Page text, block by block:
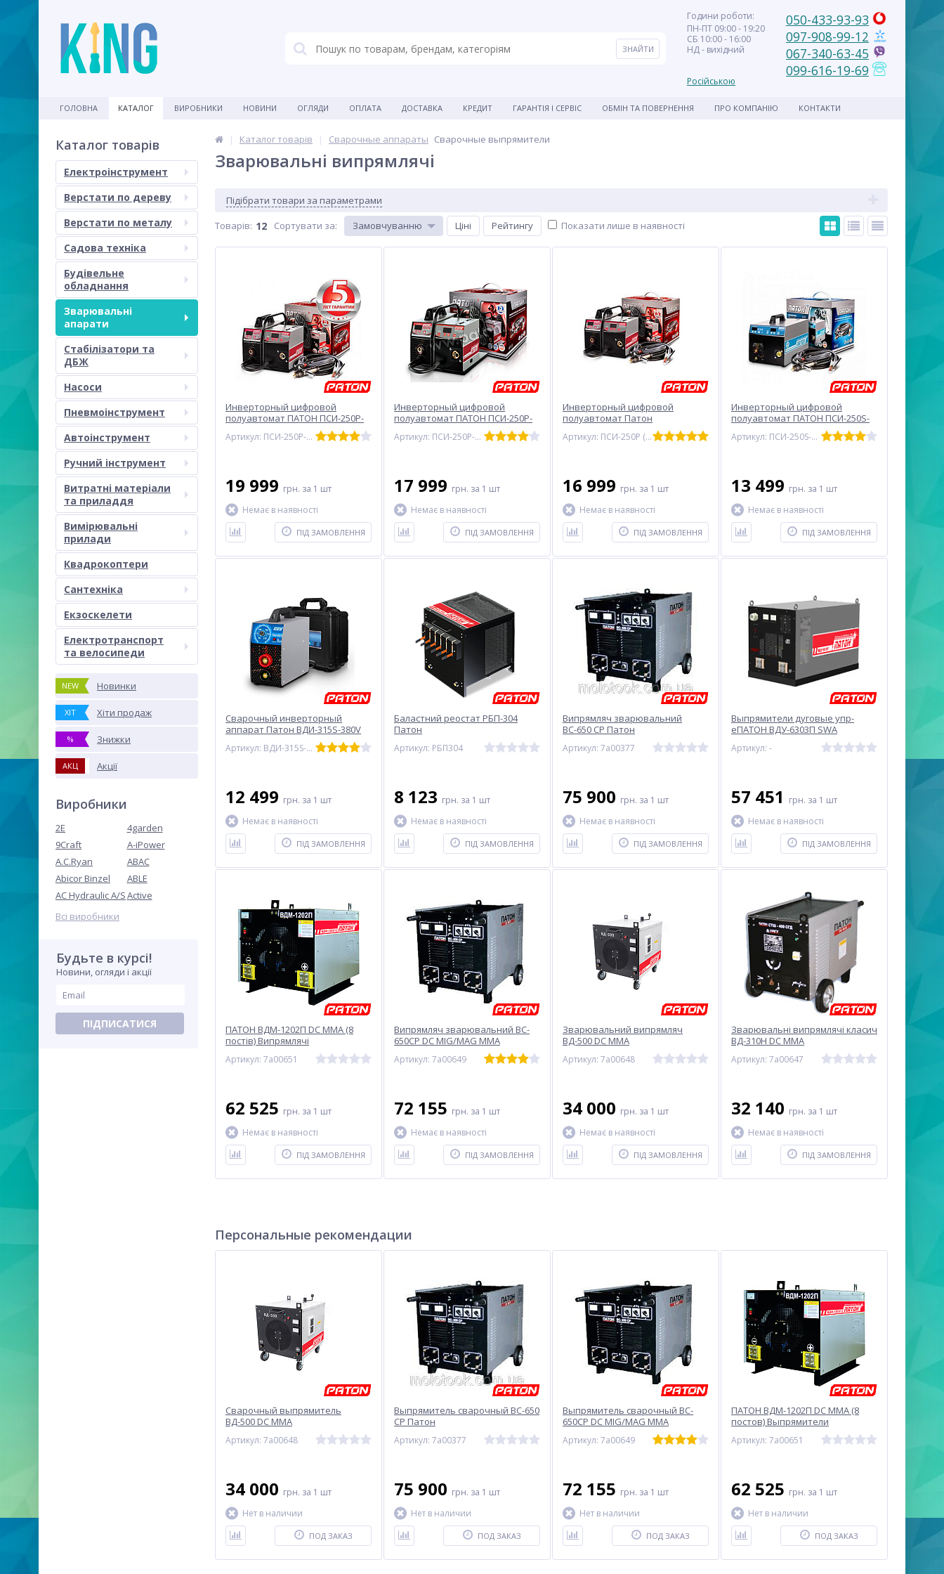
Години роботи:
ПН-ПТ 09:00 - 19:20
СБ 10:00 - 16:00
НД - вихідний
Російською
050-433-93-93
097-908-99-12
067-340-63-45
099-616-19-69
ГОЛОВНА КАТАЛОГ ВИРОБНИКИ НОВИНИ ОГЛЯДИ ОПЛАТА ДОСТАВКА КРЕДИТ ГАРАНТІЯ І СЕРВІС ОБМІН ТА ПОВЕРНЕННЯ ПРО КОМПАНІЮ КОНТАКТИ
Каталог товарів
Електроінструмент
Верстати по дереву
Верстати по металу
Садова техніка
Будівельне
обладнання
Зварювальні
апарати
Стабілізатори та
ДБЖ
Насоси
Пневмоінструмент
Автоінструмент
Ручний інструмент
Витратні матеріали
та приладдя
Вимірювальні
прилади
Квадрокоптери
Сантехніка
Екзоскелети
Електротранспорт
та велосипеди
NEW Новинки
ХІТ Хіти продаж
% Знижки
АКЦ Акції
Виробники
2E
4garden
9Craft
A-iPower
A.C.Ryan
ABAC
Abicor Binzel
ABLE
AC Hydraulic A/SActive
Всі виробники
Будьте в курсі!
Новини, огляди і акції
ПІДПИСАТИСЯ
Каталог товарів Сварочные аппараты Сварочные выпрямители
Зварювальні випрямлячі
Підібрати товари за параметрами
Товарів: 12 Сортувати за: Замовчуванню Ціні Рейтингу Показати лише в наявності
Инверторный цифровой
полуавтомат ПАТОН ПСИ-250P-
Артикул: ПСИ-250P-380V (15-4) DC
19 999 грн. за 1 шт
Немає в наявності
ПІД ЗАМОВЛЕННЯ
Инверторный цифровой
полуавтомат ПАТОН ПСИ-250P-
Артикул: ПСИ-250P-380V (15-2) DC
17 999 грн. за 1 шт
Немає в наявності
ПІД ЗАМОВЛЕННЯ
Инверторный цифровой
полуавтомат Патон
Артикул: ПСИ-250P (15-2) DC
16 999 грн. за 1 шт
Немає в наявності
ПІД ЗАМОВЛЕННЯ
Инверторный цифровой
полуавтомат ПАТОН ПСИ-250S-
Артикул: ПСИ-250S-380V (5-2)
13 499 грн. за 1 шт
Немає в наявності
ПІД ЗАМОВЛЕННЯ
Сварочный инверторный
аппарат Патон ВДИ-315S-380V
Артикул: ВДИ-315S-380V
12 499 грн. за 1 шт
Немає в наявності
ПІД ЗАМОВЛЕННЯ
Баластний реостат РБП-304
Патон
Артикул: РБП304
8 123 грн. за 1 шт
Немає в наявності
ПІД ЗАМОВЛЕННЯ
Випрямляч зварювальний
ВС-650 СР Патон
Артикул: 7a00377
75 900 грн. за 1 шт
Немає в наявності
ПІД ЗАМОВЛЕННЯ
Выпрямители дуговые упр-
еПАТОН ВДУ-6303П SWA
Артикул: -
57 451 грн. за 1 шт
Немає в наявності
ПІД ЗАМОВЛЕННЯ
ПАТОН ВДМ-1202П DC MMA (8
постів) Випрямлячі
зварювальні, багатопостові
Артикул: 7a00651
62 525 грн. за 1 шт
Немає в наявності
ПІД ЗАМОВЛЕННЯ
Випрямляч зварювальний ВC-
650СР DC МIG/MAG ММА
Артикул: 7a00649
72 155 грн. за 1 шт
Немає в наявності
ПІД ЗАМОВЛЕННЯ
Зварювальний випрямляч
ВД-500 DC MMA
Артикул: 7a00648
34 000 грн. за 1 шт
Немає в наявності
ПІД ЗАМОВЛЕННЯ
Зварювальні випрямлячі класич
ВД-310H DC MMA
Артикул: 7a00647
32 140 грн. за 1 шт
Немає в наявності
ПІД ЗАМОВЛЕННЯ
Персональные рекомендации
Сварочный выпрямитель
ВД-500 DC MMA
Артикул: 7a00648
34 000 грн. за 1 шт
Нет в наличии
ПОД ЗАКАЗ
Выпрямитель сварочный ВС-650
СР Патон
Артикул: 7a00377
75 900 грн. за 1 шт
Нет в наличии
ПОД ЗАКАЗ
Выпрямитель сварочный ВC-
650СР DC МIG/MAG ММА
Артикул: 7a00649
72 155 грн. за 1 шт
Нет в наличии
ПОД ЗАКАЗ
ПАТОН ВДМ-1202П DC MMA (8
постов) Выпрямители
сварочн,многопостовые
Артикул: 7a00651
62 525 грн. за 1 шт
Нет в наличии
ПОД ЗАКАЗ